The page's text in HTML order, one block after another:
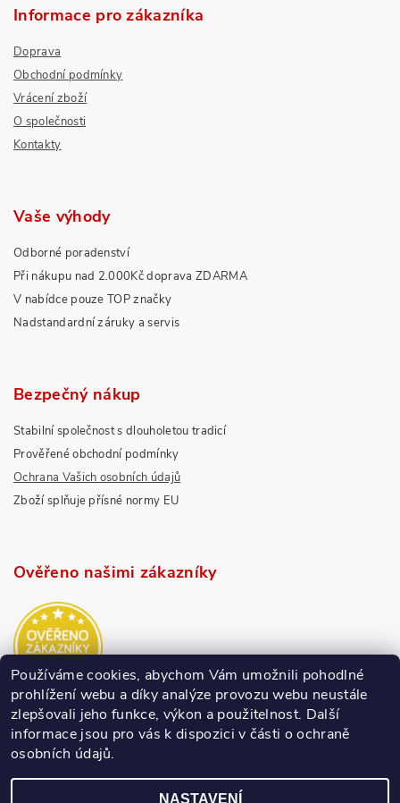
Informace pro zákazníka
Doprava
Obchodní podmínky
Vrácení zboží
O společnosti
Kontakty
Vaše výhody
Odborné poradenství
Při nákupu nad 2.000Kč doprava ZDARMA
V nabídce pouze TOP značky
Nadstandardní záruky a servis
Bezpečný nákup
Stabilní společnost s dlouholetou tradicí
Prověřené obchodní podmínky
Ochrana Vašich osobních údajů
Zboží splňuje přísné normy EU
Ověřeno našimi zákazníky
Používáme cookies, abychom Vám umožnili pohodlné
prohlížení webu a díky analýze provozu webu neustále
zlepšovali jeho funkce, výkon a použitelnost. Další
informace jsou pro vás k dispozici v části o ochraně
osobních údajů.
NASTAVENÍ